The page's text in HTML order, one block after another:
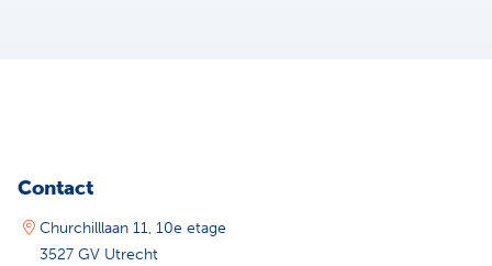
Contact
Churchilllaan 11, 10e etage
3527 GV Utrecht